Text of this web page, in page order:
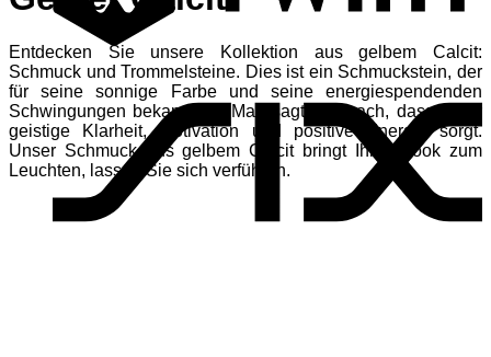
Entdecken Sie unsere Kollektion aus gelbem Calcit:
Schmuck und Trommelsteine. Dies ist ein Schmuckstein, der
für seine sonnige Farbe und seine energiespendenden
Schwingungen bekannt ist. Man sagt ihm nach, dass er für
geistige Klarheit, Motivation und positive Energie sorgt.
Unser Schmuck aus gelbem Calcit bringt Ihren Look zum
Leuchten, lassen Sie sich verführen.